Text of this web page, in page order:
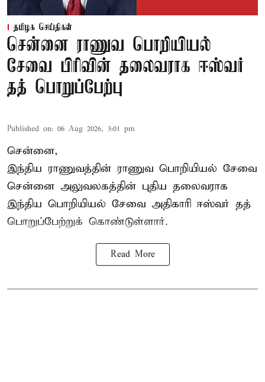
தமிழக செய்திகள்
சென்னை ராணுவ பொறியியல்
சேவை பிரிவின் தலைவராக ஈஸ்வர்
தத் பொறுப்பேற்பு
Published on: 06 Aug 2026, 3:01 pm
சென்னை,
இந்திய ராணுவத்தின் ராணுவ பொறியியல் சேவை
சென்னை அலுவலகத்தின் புதிய தலைவராக
இந்திய பொறியியல் சேவை அதிகாரி ஈஸ்வர் தத்
பொறுப்பேற்றுக் கொண்டுள்ளார்.
Read More